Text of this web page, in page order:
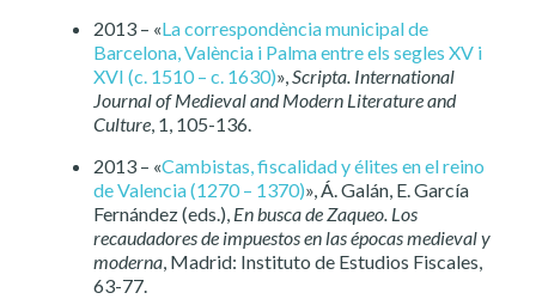
2013 – «La correspondència municipal de
Barcelona, València i Palma entre els segles XV i
XVI (c. 1510 – c. 1630)»,Scripta. International
Journal of Medieval and Modern Literature and
Culture, 1, 105-136.
2013 – «Cambistas, fiscalidad y élites en el reino
de Valencia (1270 – 1370)», Á. Galán, E. García
Fernández (eds.), En busca de Zaqueo. Los
recaudadores de impuestos en las épocas medieval y
moderna, Madrid: Instituto de Estudios Fiscales,
63-77.